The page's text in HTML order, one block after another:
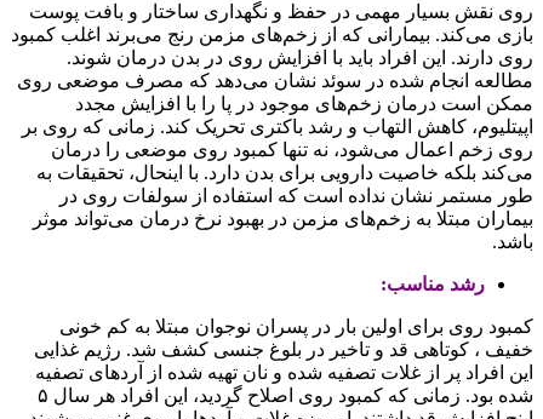
روی نقش بسیار مهمی در حفظ و نگهداری ساختار و بافت پوست
بازی می‌کند. بیمارانی که از زخم‌های مزمن رنج می‌برند اغلب کمبود
روی دارند. این افراد باید با افزایش روی در بدن درمان شوند.
مطالعه انجام شده در سوئد نشان می‌دهد که مصرف موضعی روی
ممکن است درمان زخم‌های موجود در پا را با افزایش مجدد
اپیتلیوم، کاهش التهاب و رشد باکتری تحریک کند. زمانی که روی بر
روی زخم اعمال می‌شود، نه تنها کمبود روی موضعی را درمان
می‌کند بلکه خاصیت دارویی برای بدن دارد. با اینحال، تحقیقات به
طور مستمر نشان نداده است که استفاده از سولفات روی در
بیماران مبتلا به زخم‌های مزمن در بهبود نرخ درمان می‌تواند موثر
باشد.
رشد مناسب:
کمبود روی برای اولین بار در پسران نوجوان مبتلا به کم خونی
خفیف ، کوتاهی قد و تاخیر در بلوغ جنسی کشف شد. رژیم غذایی
این افراد پر از غلات تصفیه شده و نان‌ تهیه شده از آردهای تصفیه
شده بود. زمانی که کمبود روی اصلاح گردید، این افراد هر سال ۵